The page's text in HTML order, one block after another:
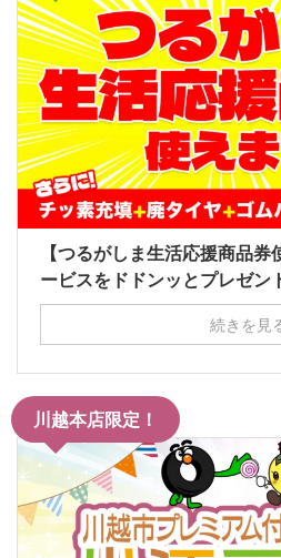
【つるがしま生活応援商品
ービスをドドンッとプレゼン
続きを見
川越本店限定！